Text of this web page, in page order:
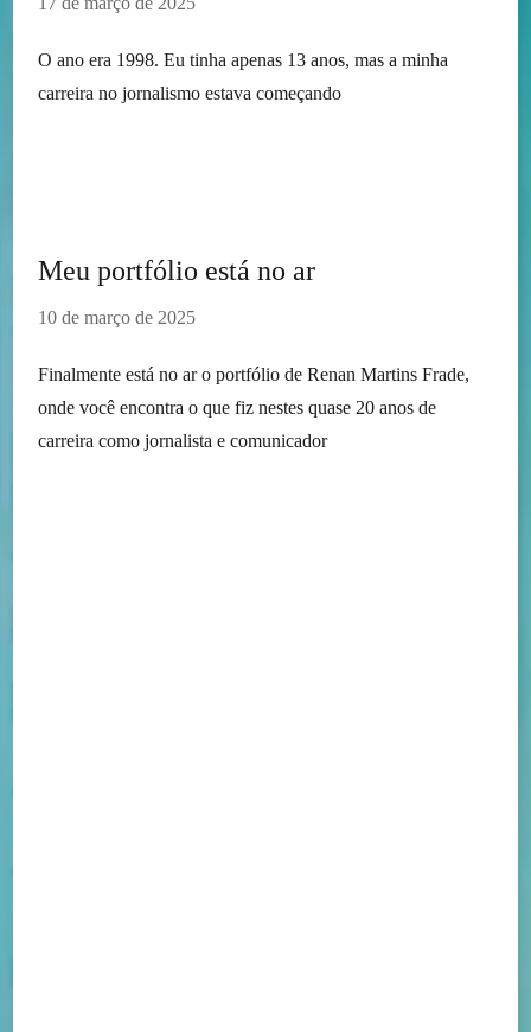
O ano era 1998. Eu tinha apenas 13 anos, mas a minha
carreira no jornalismo estava começando
Meu portfólio está no ar
10 de março de 2025
Finalmente está no ar o portfólio de Renan Martins Frade,
onde você encontra o que fiz nestes quase 20 anos de
carreira como jornalista e comunicador